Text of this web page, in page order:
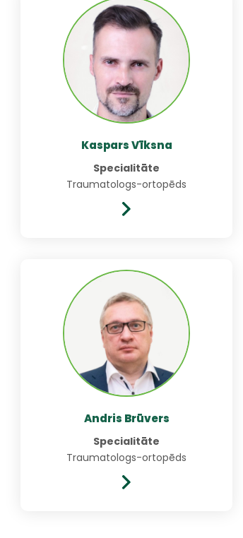
Kaspars Vīksna
Specialitāte
Traumatologs-ortopēds
Andris Brūvers
Specialitāte
Traumatologs-ortopēds